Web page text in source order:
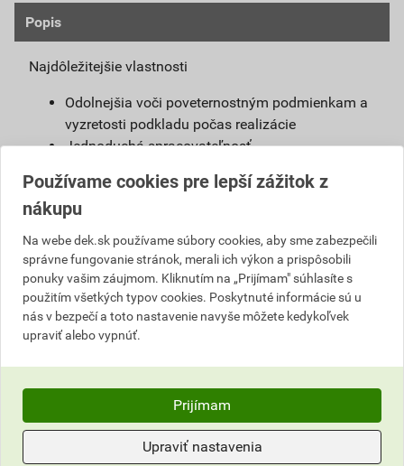
Popis
Najdôležitejšie vlastnosti
Odolnejšia voči poveternostným podmienkam a
vyzretosti podkladu počas realizácie
Jednoduchá spracovateľnosť
Vysoká vodoodpudivosť
Možnosť namiešať vo farebnom odtieni podľa
želania zákazníkov
Definícia
Jednoducho spracovateľná, umývateľná
pastovitá omietka vyrobená na báze akrylátovej
živice. Je pripravená na priame použitie na
podkladový náter weber 700.
Omietka slúži na ochranu stavby pred
Používame cookies pre lepší zážitok z
nákupu
Na webe dek.sk používame súbory cookies, aby sme zabezpečili
správne fungovanie stránok, merali ich výkon a prispôsobili
ponuky vašim záujmom. Kliknutím na „Prijímam" súhlasíte s
použitím všetkých typov cookies. Poskytnuté informácie sú u
nás v bezpečí a toto nastavenie navyše môžete kedykoľvek
upraviť alebo vypnúť.
Prijímam
Upraviť nastavenia